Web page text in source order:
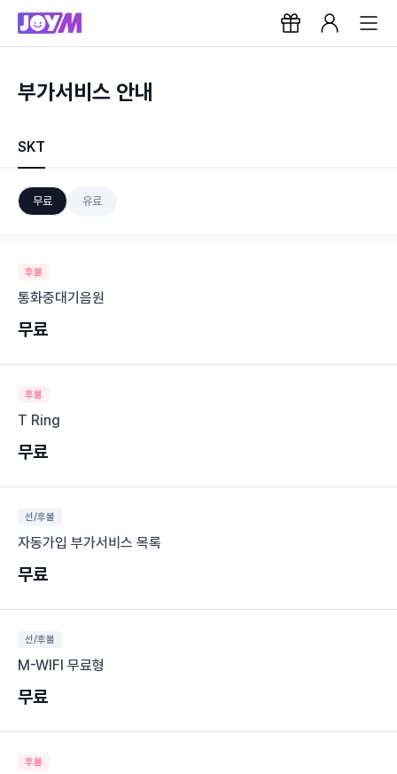
부가서비스 안내
SKT
무료 유료
후불
통화중대기음원
무료
후불
T Ring
무료
선/후불
자동가입 부가서비스 목록
무료
선/후불
M-WIFI 무료형
무료
후불